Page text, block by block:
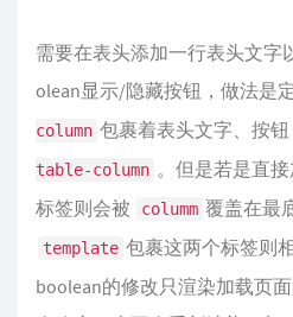
需要在表头添加一行表头文字
olean显示/隐藏按钮，做法是
column 包裹着表头文字、按
table-column 。但是若是直接
标签则会被 columm 覆盖在最
template 包裹这两个标签则
boolean的修改只渲染加载页